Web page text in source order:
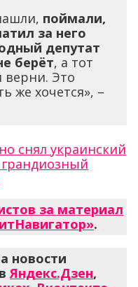
поймали,
за него
депутат
берёт, а тот
верни. Это
же хочется», –
снял украинский
грандиозный
за материал
.
новости
Яндекс.Дзен,